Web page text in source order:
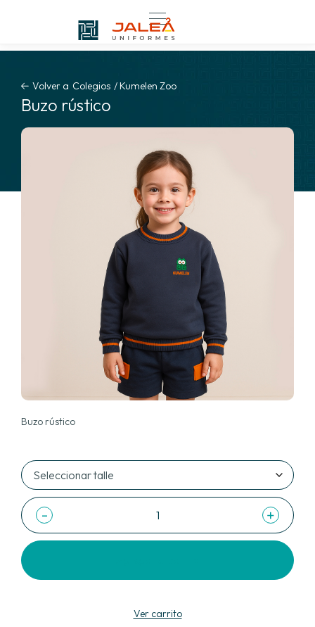
Volver a Colegios /Kumelen Zoo
Buzo rústico
Buzo rústico
- +
Ver carrito